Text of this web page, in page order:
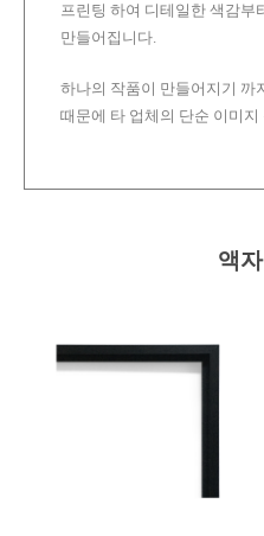
프린팅 하여 디테일한 색감부
만들어집니다.
하나의 작품이 만들어지기 까
때문에 타 업체의 단순 이미
액